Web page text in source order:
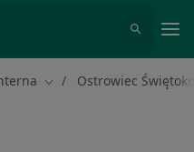
Zmień miasto
Ostrowiec